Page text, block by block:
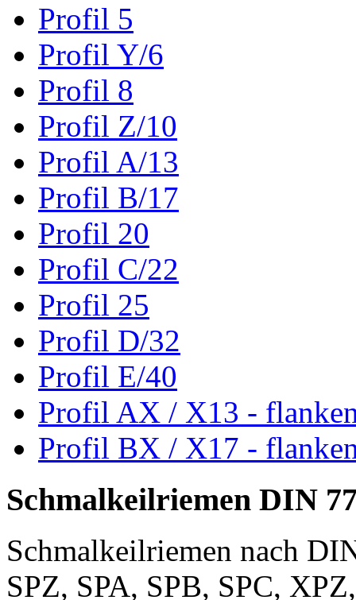
Profil 5
Profil Y/6
Profil 8
Profil Z/10
Profil A/13
Profil B/17
Profil 20
Profil C/22
Profil 25
Profil D/32
Profil E/40
Profil AX / X13 -
Profil BX / X17 -
Schmalkeilriemen DIN
Schmalkeilriemen nach
SPZ, SPA, SPB, SPC,